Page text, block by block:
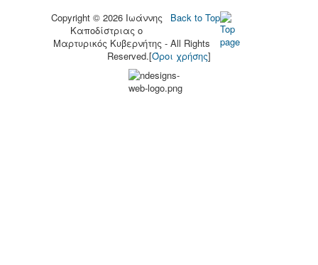
Back to Top
Copyright © 2026 Ιωάννης
Καποδίστριας o
Μαρτυρικός Κυβερνήτης - All Rights
Reserved.[Όροι χρήσης]